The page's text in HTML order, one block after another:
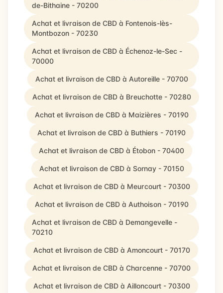
de-Bithaine - 70200
Achat et livraison de CBD à Fontenois-lès-
Montbozon - 70230
Achat et livraison de CBD à Échenoz-le-Sec -
70000
Achat et livraison de CBD à Autoreille - 70700
Achat et livraison de CBD à Breuchotte - 70280
Achat et livraison de CBD à Maizières - 70190
Achat et livraison de CBD à Buthiers - 70190
Achat et livraison de CBD à Étobon - 70400
Achat et livraison de CBD à Sornay - 70150
Achat et livraison de CBD à Meurcourt - 70300
Achat et livraison de CBD à Authoison - 70190
Achat et livraison de CBD à Demangevelle -
70210
Achat et livraison de CBD à Amoncourt - 70170
Achat et livraison de CBD à Charcenne - 70700
Achat et livraison de CBD à Ailloncourt - 70300